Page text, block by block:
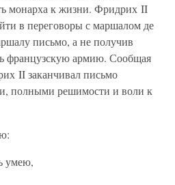
монарха к жизни. Фридрих II
в переговоры с маршалом де
письмо, а не получив
французскую армию. Сообщая
II заканчивал письмо
полными решимости и воли к
умею,